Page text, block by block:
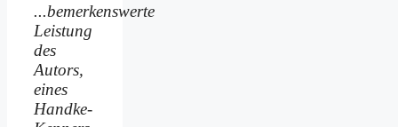
...bemerkenswerte
Leistung
des
Autors,
eines
Handke-